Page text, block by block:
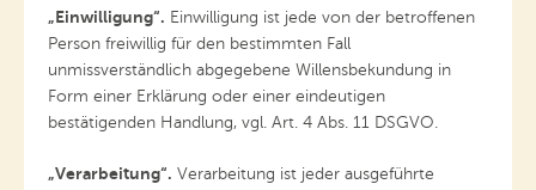
„Einwilligung“. Einwilligung ist jede von der betroffenen
Person freiwillig für den bestimmten Fall
unmissverständlich abgegebene Willensbekundung in
Form einer Erklärung oder einer eindeutigen
bestätigenden Handlung, vgl. Art. 4 Abs. 11 DSGVO.
„Verarbeitung“. Verarbeitung ist jeder ausgeführte